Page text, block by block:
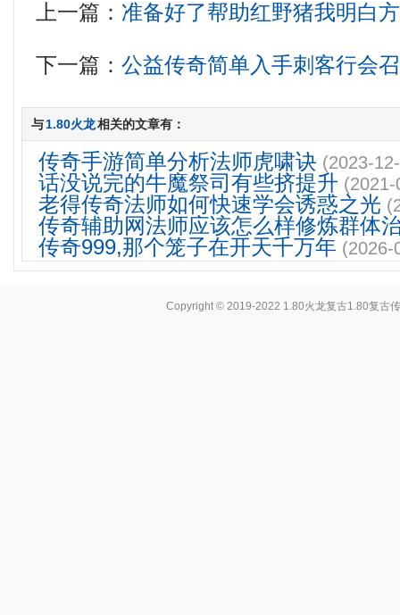
上一篇： 准备好了帮助红野猪我明白
下一篇：公益传奇简单入手刺客行会
与1.80火龙相关的文章有：
传奇手游简单分析法师虎啸诀 (2023-
话没说完的牛魔祭司有些挤提升
老得传奇法师如何快速学会诱惑之光
传奇辅助网法师应该怎么样修炼群体
传奇999,那个笼子在开天千万年 (2026-
Copyright © 2019-2022 1.80火龙复古1.80复古